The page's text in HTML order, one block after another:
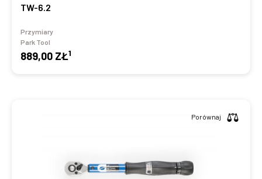
TW-6.2
Przymiary
Park Tool
889,00 ZŁ1
Porównaj